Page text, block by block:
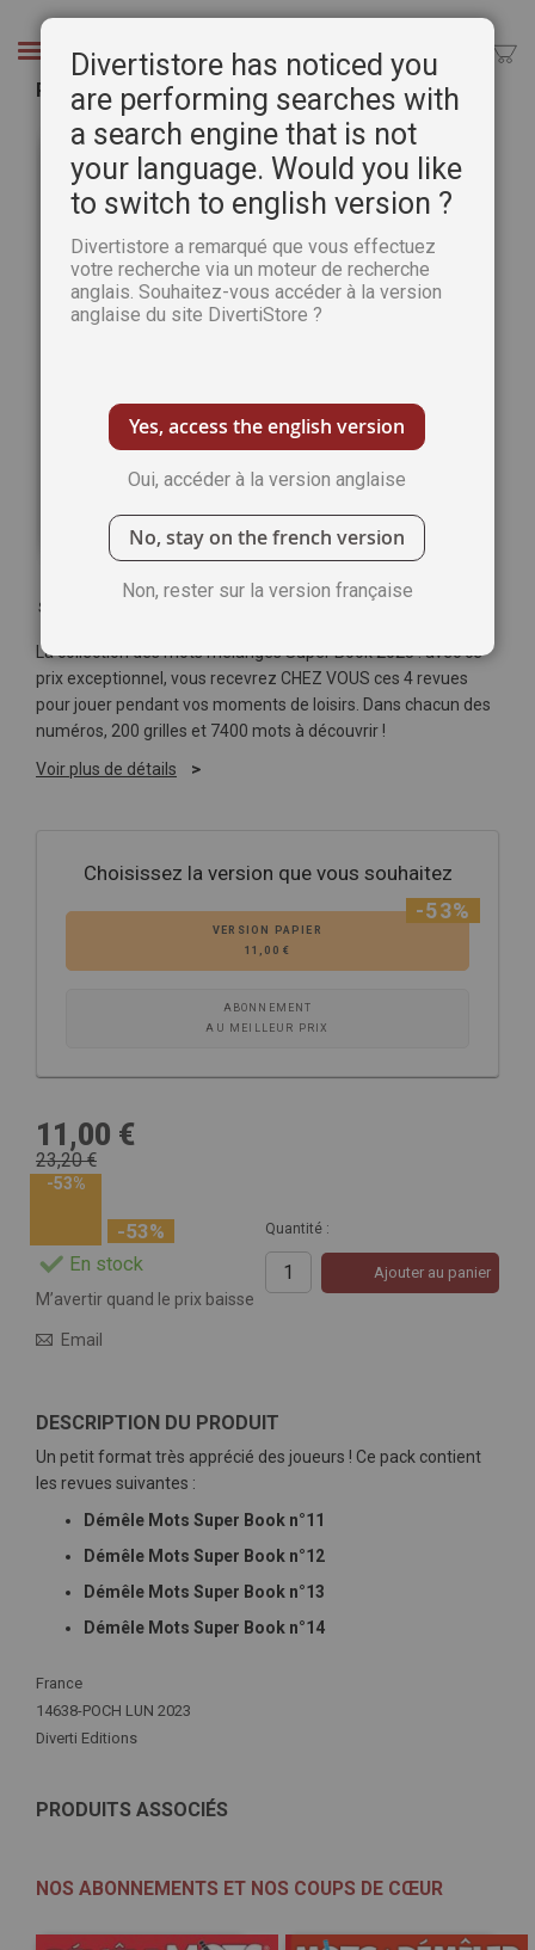
Chercher
Pack Démêle Mots Super Book 2023 - 4 revues
Passer
galerie
d’images
Soyez le premier à commenter ce produit
La collection des mots mélangés Super Book 2023 : avec ce
prix exceptionnel, vous recevrez CHEZ VOUS ces 4 revues
pour jouer pendant vos moments de loisirs. Dans chacun des
numéros, 200 grilles et 7400 mots à découvrir !
Voir plus de détails
Choisissez la version que vous souhaitez
VERSION PAPIER
11,00 €
-53%
ABONNEMENT
AU MEILLEUR PRIX
11,00 €
23,20 €
-53%
-53%
En stock
Quantité :
Ajouter au panier
M’avertir quand le prix baisse
Email
DESCRIPTION DU PRODUIT
Un petit format très apprécié des joueurs ! Ce pack contient
les revues suivantes :
Démêle Mots Super Book n°11
Démêle Mots Super Book n°12
Démêle Mots Super Book n°13
Démêle Mots Super Book n°14
Plus
d'infos
France
14638-POCH LUN 2023
Diverti Editions
PRODUITS ASSOCIÉS
NOS ABONNEMENTS ET NOS COUPS DE CŒUR
Divertistore has noticed you
are performing searches with
a search engine that is not
your language. Would you like
to switch to english version ?
Divertistore a remarqué que vous effectuez
votre recherche via un moteur de recherche
anglais. Souhaitez-vous accéder à la version
anglaise du site DivertiStore ?
Yes, access the english version
Oui, accéder à la version anglaise
No, stay on the french version
Non, rester sur la version française